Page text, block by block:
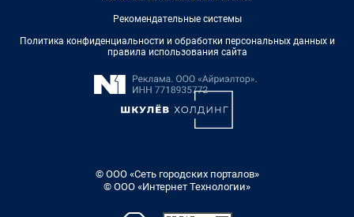
Рекомендательные системы
Политика конфиденциальности и обработки персональных данных и
правила использования сайта
© ООО «Сеть городских порталов»
© ООО «Интернет Технологии»